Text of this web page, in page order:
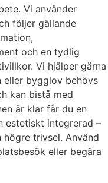
Vi använder
följer gällande
och en tydlig
Vi hjälper gärna
bygglov behövs
kan bistå med
är klar får du en
estetiskt integrerad –
trivsel. Använd
eller begära